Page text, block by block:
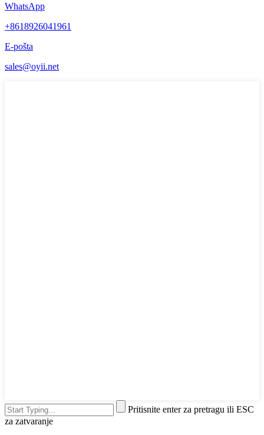
WhatsApp
+8618926041961
E-pošta
sales@oyii.net
Pritisnite enter za pretragu ili ESC
za zatvaranje